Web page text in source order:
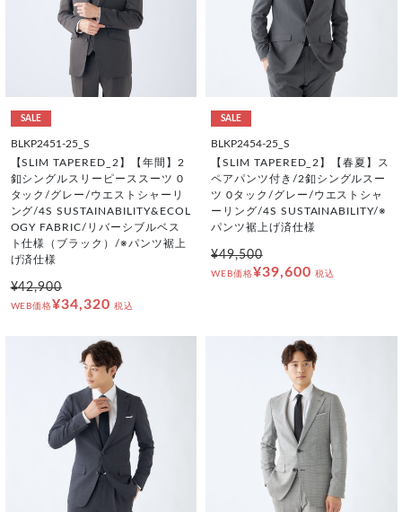
SALE
BLKP2451-25_S
【SLIM TAPERED_2】【年間】2
釦シングルスリーピーススーツ 0
タック/グレー/ウエストシャーリ
ング/4S SUSTAINABILITY&ECOL
OGY FABRIC/リバーシブルベス
ト仕様（ブラック）/※パンツ裾上
げ済仕様
¥42,900
WEB価格¥34,320 税込
SALE
BLKP2454-25_S
【SLIM TAPERED_2】【春夏】ス
ペアパンツ付き/2釦シングルスー
ツ 0タック/グレー/ウエストシャ
ーリング/4S SUSTAINABILITY/※
パンツ裾上げ済仕様
¥49,500
WEB価格¥39,600 税込